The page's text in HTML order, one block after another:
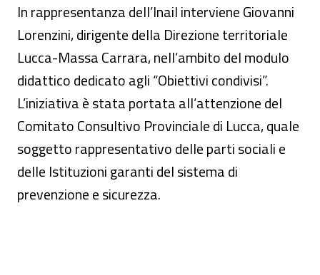
In rappresentanza dell’Inail interviene Giovanni
Lorenzini, dirigente della Direzione territoriale
Lucca-Massa Carrara, nell’ambito del modulo
didattico dedicato agli “Obiettivi condivisi”.
L’iniziativa è stata portata all’attenzione del
Comitato Consultivo Provinciale di Lucca, quale
soggetto rappresentativo delle parti sociali e
delle Istituzioni garanti del sistema di
prevenzione e sicurezza.